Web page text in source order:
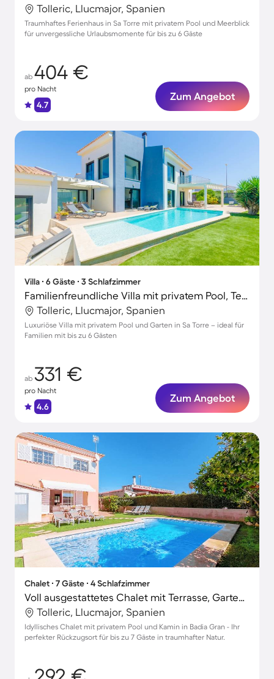
Tolleric, Llucmajor, Spanien
Traumhaftes Ferienhaus in Sa Torre mit privatem Pool und Meerblick
für unvergessliche Urlaubsmomente für bis zu 6 Gäste
ab 404 €
pro Nacht
4.7
Zum Angebot
Villa ∙ 6 Gäste ∙ 3 Schlafzimmer
Familienfreundliche Villa mit privatem Pool, Terrasse und Garten | Perfekt für die Arbeit von Zuhause
Tolleric, Llucmajor, Spanien
Luxuriöse Villa mit privatem Pool und Garten in Sa Torre – ideal für
Familien mit bis zu 6 Gästen
ab 331 €
pro Nacht
4.6
Zum Angebot
Chalet ∙ 7 Gäste ∙ 4 Schlafzimmer
Voll ausgestattetes Chalet mit Terrasse, Garten und Grill
Tolleric, Llucmajor, Spanien
Idyllisches Chalet mit privatem Pool und Kamin in Badia Gran - Ihr
perfekter Rückzugsort für bis zu 7 Gäste in traumhafter Natur.